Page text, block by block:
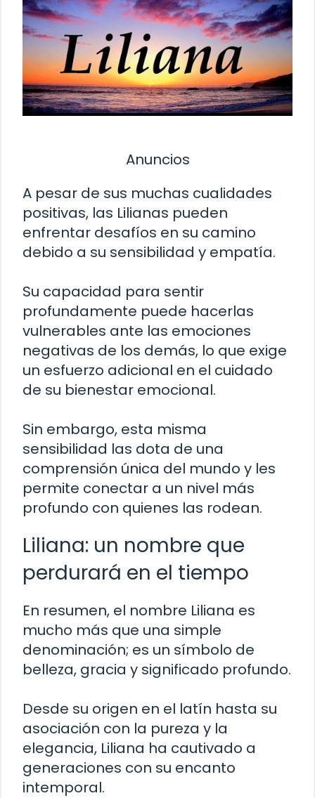
Anuncios
A pesar de sus muchas cualidades
positivas, las Lilianas pueden
enfrentar desafíos en su camino
debido a su sensibilidad y empatía.
Su capacidad para sentir
profundamente puede hacerlas
vulnerables ante las emociones
negativas de los demás, lo que exige
un esfuerzo adicional en el cuidado
de su bienestar emocional.
Sin embargo, esta misma
sensibilidad las dota de una
comprensión única del mundo y les
permite conectar a un nivel más
profundo con quienes las rodean.
Liliana: un nombre que
perdurará en el tiempo
En resumen, el nombre Liliana es
mucho más que una simple
denominación; es un símbolo de
belleza, gracia y significado profundo.
Desde su origen en el latín hasta su
asociación con la pureza y la
elegancia, Liliana ha cautivado a
generaciones con su encanto
intemporal.